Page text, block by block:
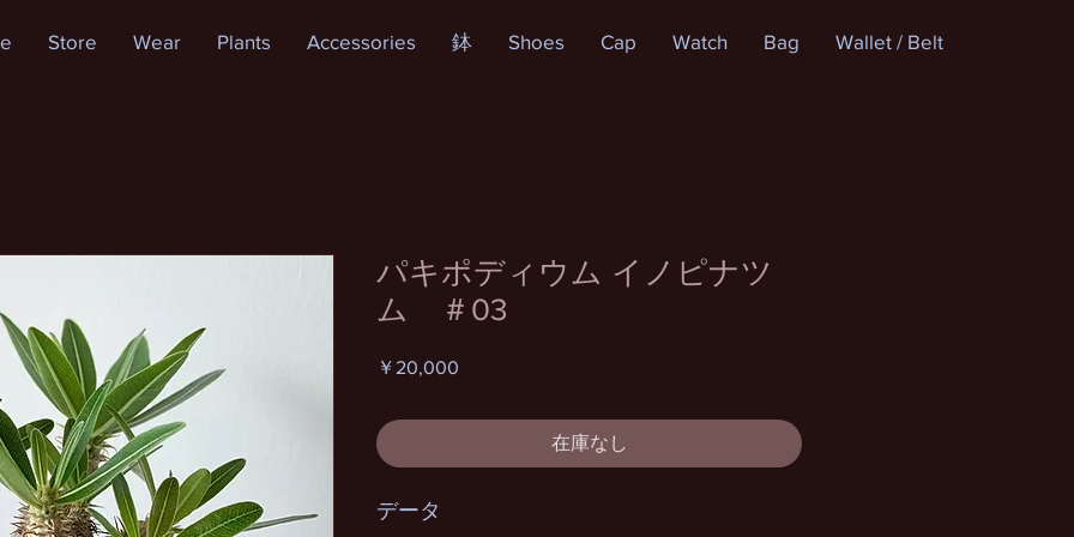
Store Wear Plants Accessories 鉢 Shoes Cap Watch Bag Wallet / Belt
パキポディウム イノピナツ
ム ＃03
￥20,000
在庫なし
データ